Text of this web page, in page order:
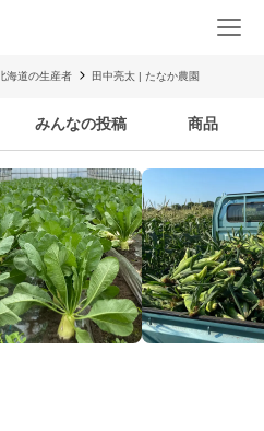
海道の生産者 田中亮太 | たなか農園
みんなの投稿 商品